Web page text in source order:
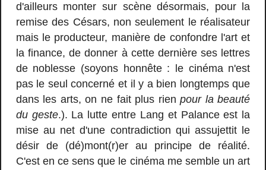
d'ailleurs monter sur scène désormais, pour la
remise des Césars, non seulement le réalisateur
mais le producteur, manière de confondre l'art et
la finance, de donner à cette dernière ses lettres
de noblesse (soyons honnête : le cinéma n'est
pas le seul concerné et il y a bien longtemps que
dans les arts, on ne fait plus rienpour la beauté
du geste.). La lutte entre Lang et Palance est la
mise au net d'une contradiction qui assujettit le
désir de (dé)mont(r)er au principe de réalité.
C'est en ce sens que le cinéma me semble un art